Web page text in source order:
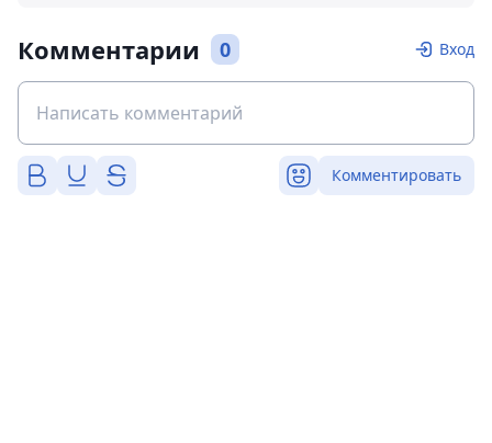
Комментарии 0 Вход
Комментировать